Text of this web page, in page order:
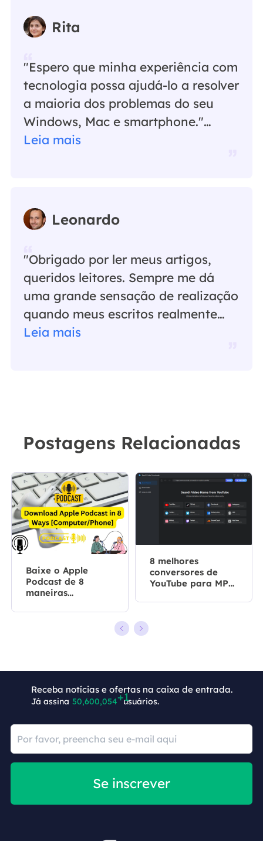
Rita
"Espero que minha experiência com
tecnologia possa ajudá-lo a resolver
a maioria dos problemas do seu
Windows, Mac e smartphone."…
Leia mais
Leonardo
"Obrigado por ler meus artigos,
queridos leitores. Sempre me dá
uma grande sensação de realização
quando meus escritos realmente
ajudam. Espero que gostem de sua
Leia mais
Postagens Relacionadas
Baixe o Apple
Podcast de 8
maneiras
one]
8 melhores
conversores de
YouTube para MP3
Receba notícias e ofertas na caixa de entrada.
Já assina 50,600,055 usuários.
Se inscrever